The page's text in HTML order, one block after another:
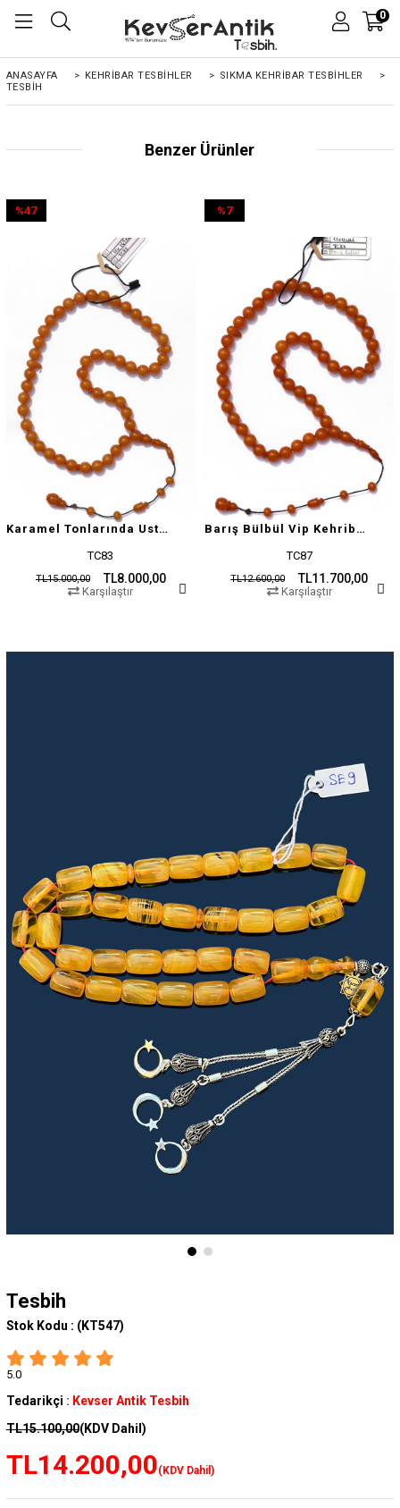
0
ANASAYFA > KEHRIBAR TESBIHLER > SIKMA KEHRİBAR TESBİHLER
>
TESBIH
Benzer Ürünler
Karamel Tonlarında Usta İşçilikli Tesbih
TC83
TL8.000,00
TL15.000,00
%47
Karşılaştır
Barış Bülbül Vip Kehribar Tesbih
TC87
TL11.700,00
TL12.600,00
%7
Karşılaştır
Tesbih
Stok Kodu : (KT547)
5.0
Tedarikçi : Kevser Antik Tesbih
TL15.100,00(KDV Dahil)
TL14.200,00(KDV Dahil)